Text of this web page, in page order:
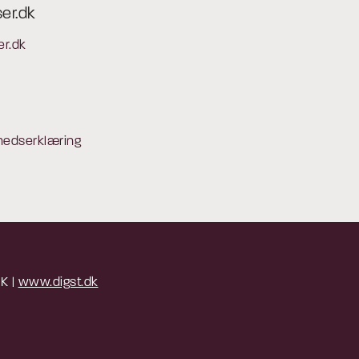
| www.digst.dk